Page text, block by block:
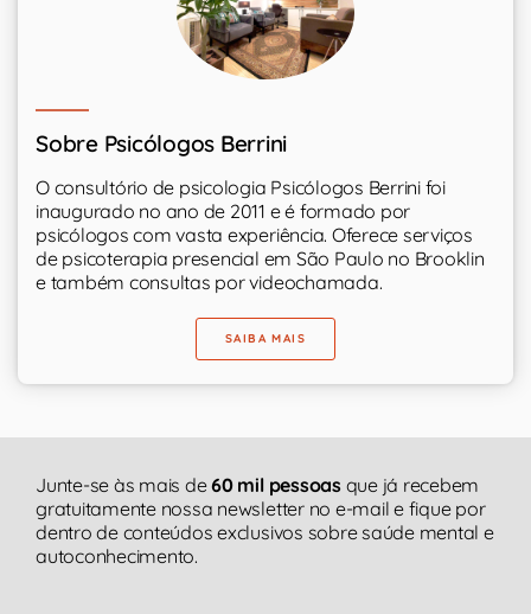
Sobre Psicólogos Berrini
O consultório de psicologia Psicólogos Berrini foi
inaugurado no ano de 2011 e é formado por
psicólogos com vasta experiência. Oferece serviços
de psicoterapia presencial em São Paulo no Brooklin
e também consultas por videochamada.
SAIBA MAIS
Junte-se às mais de60 mil pessoasque já recebem
gratuitamente nossa newsletter no e-mail e fique por
dentro de conteúdos exclusivos sobre saúde mental e
autoconhecimento.